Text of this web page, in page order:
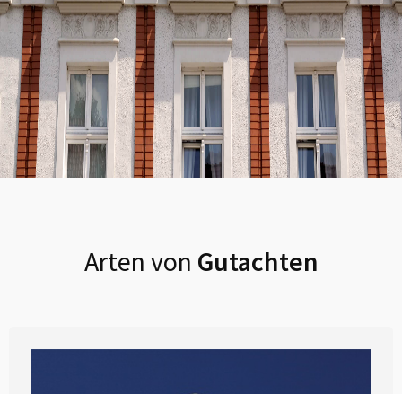
Arten von Gutachten